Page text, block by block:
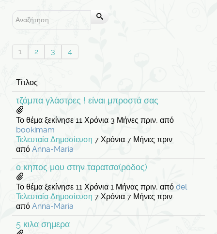
1 2 3 4
Τίτλος
τζάμπα γλάστρες ! είναι μπροστά σας
Το θέμα ξεκίνησε 11 Χρόνια 3 Μήνες πριν, από
bookimam
Τελευταία Δημοσίευση 7 Χρόνια 7 Μήνες πριν
από Anna-Maria
ο κηπος μου στην ταρατσα(ροδος)
Το θέμα ξεκίνησε 11 Χρόνια 1 Μήνας πριν, από del
Τελευταία Δημοσίευση 7 Χρόνια 7 Μήνες πριν
από Anna-Maria
5 κιλα σημερα